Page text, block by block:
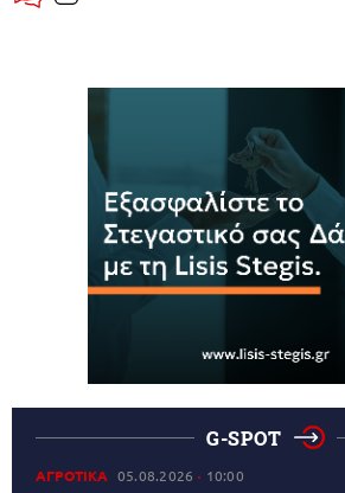
G-SPOT
ΑΓΡΟΤΙΚΑ 05.08.2026 10:00